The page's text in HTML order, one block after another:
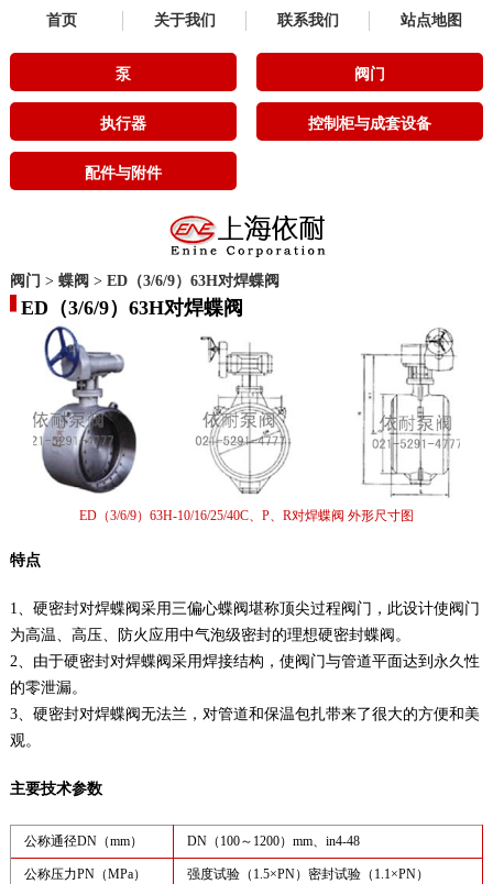
首页 关于我们 联系我们 站点地图
泵 阀门
执行器 控制柜与成套设备
配件与附件
阀门 > 蝶阀 > ED（3/6/9）63H对焊蝶阀
ED（3/6/9）63H对焊蝶阀
ED（3/6/9）63H-10/16/25/40C、P、R对焊蝶阀 外形尺寸图
特点
1、硬密封对焊蝶阀采用三偏心蝶阀堪称顶尖过程阀门，此设计使阀门
为高温、高压、防火应用中气泡级密封的理想硬密封蝶阀。
2、由于硬密封对焊蝶阀采用焊接结构，使阀门与管道平面达到永久性
的零泄漏。
3、硬密封对焊蝶阀无法兰，对管道和保温包扎带来了很大的方便和美
观。
主要技术参数
公称通径DN（mm） DN（100～1200）mm、in4-48
公称压力PN（MPa） 强度试验（1.5×PN）密封试验（1.1×PN）